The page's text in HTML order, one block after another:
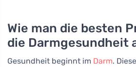
Wie man die besten
die Darmgesundheit
Gesundheit beginnt im Darm.